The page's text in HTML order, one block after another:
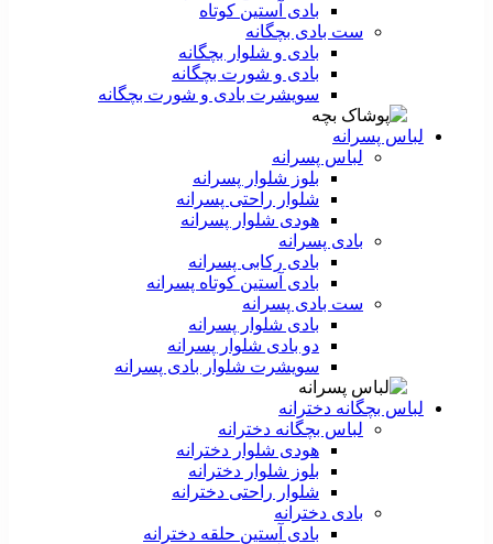
بادی آستین کوتاه
ست‌ بادی بچگانه
بادی و شلوار بچگانه
بادی و شورت بچگانه
سویشرت بادی و شورت بچگانه
لباس پسرانه
لباس پسرانه
بلوز شلوار پسرانه
شلوار راحتی پسرانه
هودی شلوار پسرانه
بادی پسرانه
بادی رکابی پسرانه
بادی آستین کوتاه پسرانه
ست بادی پسرانه
بادی شلوار پسرانه
دو بادی شلوار پسرانه
سویشرت شلوار بادی پسرانه
لباس بچگانه دخترانه
لباس بچگانه دخترانه
هودی شلوار دخترانه
بلوز شلوار دخترانه
شلوار راحتی دخترانه
بادی دخترانه
بادی آستین حلقه دخترانه